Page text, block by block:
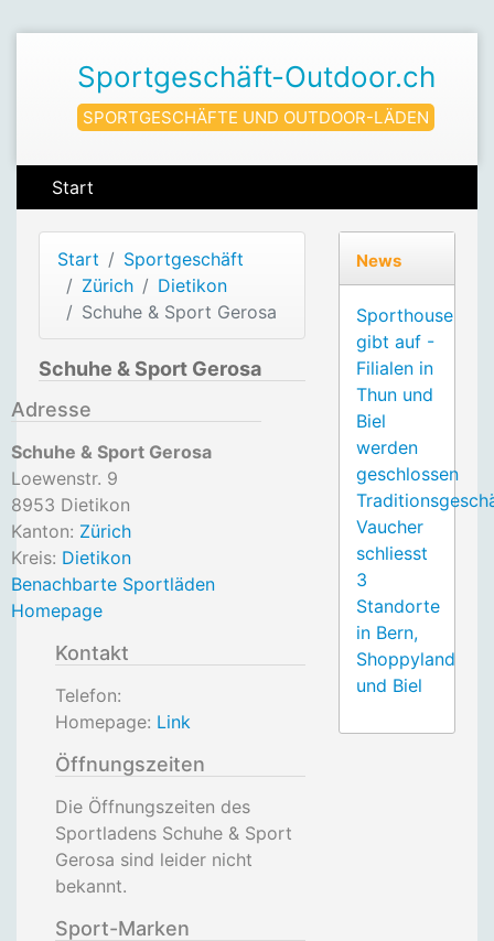
Sportgeschäft-Outdoor.ch
SPORTGESCHÄFTE UND OUTDOOR-LÄDEN
Start
Start
Sportgeschäft
Zürich
Dietikon
Schuhe & Sport Gerosa
Schuhe & Sport Gerosa
Adresse
Schuhe & Sport Gerosa
Loewenstr. 9
8953 Dietikon
Kanton: Zürich
Kreis: Dietikon
Benachbarte Sportläden
Homepage
Kontakt
Telefon:
Homepage: Link
Öffnungszeiten
Die Öffnungszeiten des
Sportladens Schuhe & Sport
Gerosa sind leider nicht
bekannt.
Sport-Marken
News
Sporthouse
gibt auf -
Filialen in
Thun und
Biel
werden
geschlossen
Vaucher
schliesst
3
Standorte
in Bern,
Shoppyland
und Biel